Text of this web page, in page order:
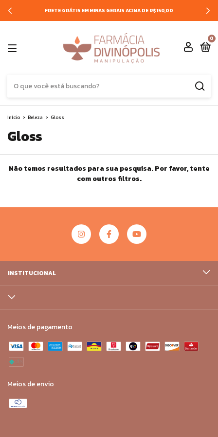
FRETE GRÁTIS EM MINAS GERAIS ACIMA DE R$150,00
0
Início > Beleza > Gloss
Gloss
Não temos resultados para sua pesquisa. Por favor, tente
com outros filtros.
INSTITUCIONAL
Meios de pagamento
Meios de envio